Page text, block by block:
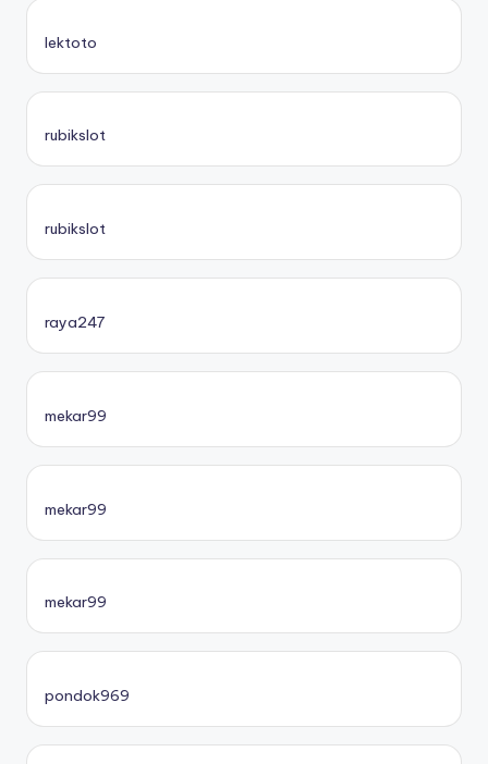
lektoto
rubikslot
rubikslot
raya247
mekar99
mekar99
mekar99
pondok969